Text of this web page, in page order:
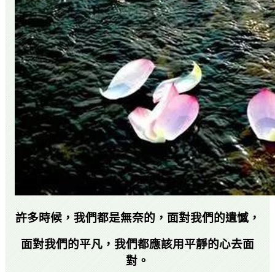
許多時候，我們都是無奈的，面對我們的遺憾，
面對我們的平凡，我們都應該用平靜的心去面
對。